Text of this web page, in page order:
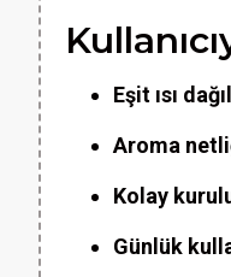
Eşit ısı
Aroma
Kolay
Günlük